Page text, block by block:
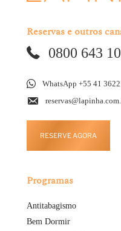
Reservas e outros
0800 643
WhatsApp +55 41
RESERVE AGORA
Programas
Antitabagismo
Bem Dormir